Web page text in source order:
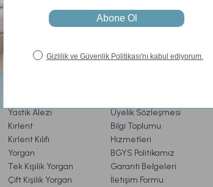
Yastık & Yorgan
Yün Yastık
Yastık Alezi
Kırlent
Kırlent Kılıfı
Yorgan
Tek Kişilik Yorgan
Çift Kişilik Yorgan
Kurumsal
Mesafeli Satış
Üyelik Sözleşmesi
Bilgi Toplumu
Hizmetleri
BGYS Politikamız
Garanti Belgeleri
İletişim Formu